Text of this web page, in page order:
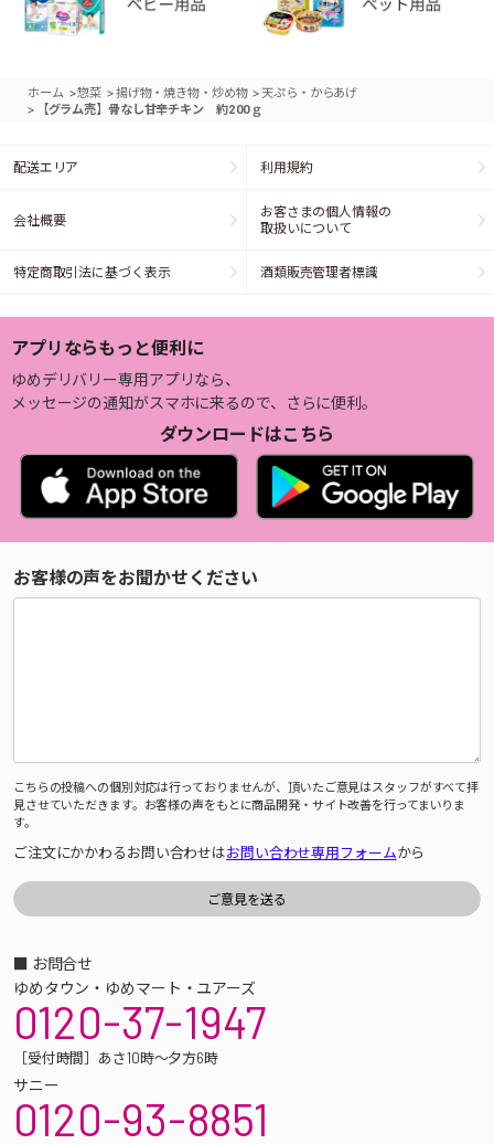
ホーム >惣菜 >揚げ物・焼き物・炒め物 >天ぷら・からあげ
> 【グラム売】骨なし甘辛チキン 約200ｇ
配送エリア 利用規約
会社概要
お客さまの個人情報の
取扱いについて
特定商取引法に基づく表示 酒類販売管理者標識
アプリならもっと便利に
ゆめデリバリー専用アプリなら、
メッセージの通知がスマホに来るので、さらに便利。
ダウンロードはこちら
お客様の声をお聞かせください
こちらの投稿への個別対応は行っておりませんが、頂いたご意見はスタッフがすべて拝
見させていただきます。お客様の声をもとに商品開発・サイト改善を行ってまいりま
す。
ご注文にかかわるお問い合わせはお問い合わせ専用フォームから
■ お問合せ
ゆめタウン・ゆめマート・ユアーズ
0120-37-1947
［受付時間］あさ10時～夕方6時
サニー
0120-93-8851